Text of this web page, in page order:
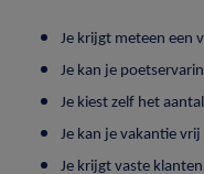
Je krijgt meteen een
Je kan je
Je kiest zelf het
Je kan je vakantie vrij
Je krijgt vaste